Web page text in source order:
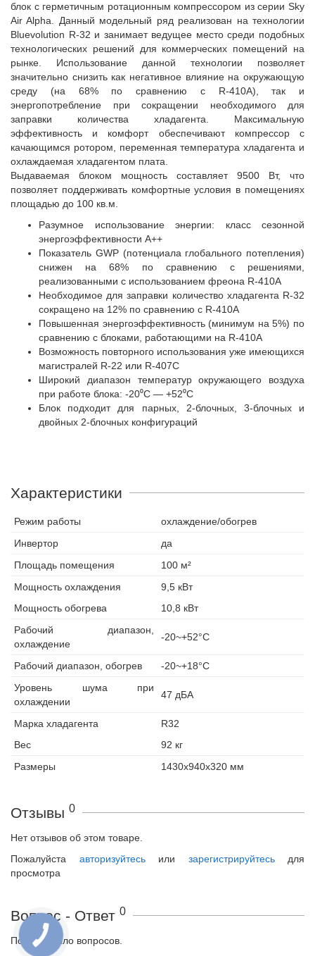
блок с герметичным ротационным компрессором из серии Sky
Air Alpha. Данный модельный ряд реализован на технологии
Bluevolution R-32 и занимает ведущее место среди подобных
технологических решений для коммерческих помещений на
рынке. Использование данной технологии позволяет
значительно снизить как негативное влияние на окружающую
среду (на 68% по сравнению с R-410A), так и
энергопотребление при сокращении необходимого для
заправки количества хладагента. Максимальную
эффективность и комфорт обеспечивают компрессор с
качающимся ротором, переменная температура хладагента и
охлаждаемая хладагентом плата.
Выдаваемая блоком мощность составляет 9500 Вт, что
позволяет поддерживать комфортные условия в помещениях
площадью до 100 кв.м.
Разумное использование энергии: класс сезонной
энергоэффективности A++
Показатель GWP (потенциала глобального потепления)
снижен на 68% по сравнению с решениями,
реализованными с использованием фреона R-410A
Необходимое для заправки количество хладагента R-32
сокращено на 12% по сравнению с R-410A
Повышенная энергоэффективность (минимум на 5%) по
сравнению с блоками, работающими на R-410A
Возможность повторного использования уже имеющихся
магистралей R-22 или R-407C
Широкий диапазон температур окружающего воздуха
при работе блока: -20⁰C — +52⁰C
Блок подходит для парных, 2-блочных, 3-блочных и
двойных 2-блочных конфигураций
Характеристики
Режим работы
охлаждение/обогрев
Инвертор
да
Площадь помещения
100 м²
Мощность охлаждения
9,5 кВт
Мощность обогрева
10,8 кВт
Рабочий диапазон,
охлаждение
-20~+52°С
Рабочий диапазон, обогрев
-20~+18°С
Уровень шума при
охлаждении
47 дБА
Марка хладагента
R32
Вес
92 кг
Размеры
1430x940x320 мм
Отзывы 0
Нет отзывов об этом товаре.
Пожалуйста авторизуйтесьили зарегистрируйтесьдля
просмотра
Вопрос - Ответ 0
Пока не было вопросов.